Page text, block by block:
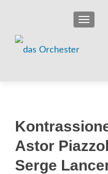
Astor
Serge